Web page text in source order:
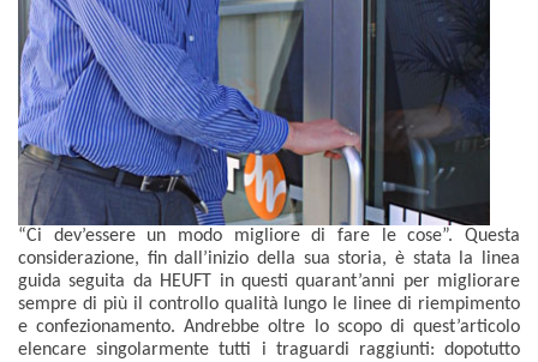
“Ci dev’essere un modo migliore di fare le cose”. Questa
considerazione, fin dall’inizio della sua storia, è stata la linea
guida seguita da HEUFT in questi quarant’anni per migliorare
sempre di più il controllo qualità lungo le linee di riempimento
e confezionamento. Andrebbe oltre lo scopo di quest’articolo
elencare singolarmente tutti i traguardi raggiunti: dopotutto